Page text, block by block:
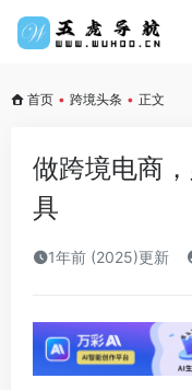
首页 • 跨境头条 • 正文
做跨境电商
具
1年前 (2025)更新